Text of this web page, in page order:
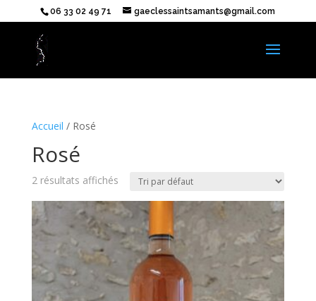
06 33 02 49 71 gaeclessaintsamants@gmail.com
Accueil / Rosé
Rosé
2 résultats affichés